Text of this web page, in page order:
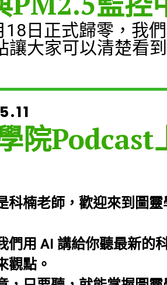
日正式歸零，我
讓大家可以清楚看
院Podcast
科楠老師，歡迎來到圖
們用 AI 講給你聽最新的
觀點。